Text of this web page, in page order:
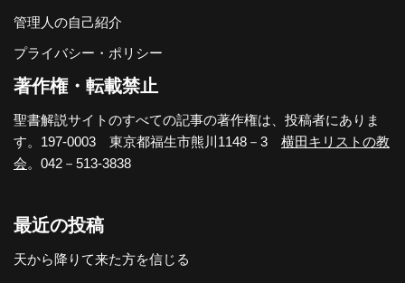
管理人の自己紹介
プライバシー・ポリシー
著作権・転載禁止
聖書解説サイトのすべての記事の著作権は、投稿者にありま
す。197-0003 東京都福生市熊川1148－3 横田キリストの教
会。042－513-3838
最近の投稿
天から降りて来た方を信じる